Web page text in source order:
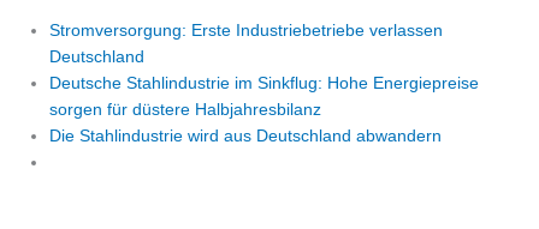
Stromversorgung: Erste Industriebetriebe verlassen
Deutschland
Deutsche Stahlindustrie im Sinkflug: Hohe Energiepreise
sorgen für düstere Halbjahresbilanz
Die Stahlindustrie wird aus Deutschland abwandern